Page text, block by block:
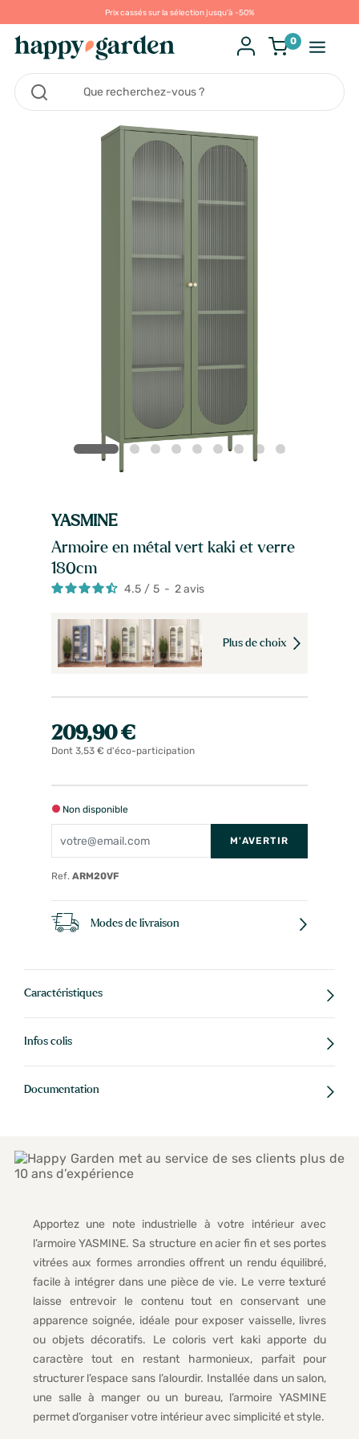
Prix cassés sur la sélection jusqu'à -50%
0
YASMINE
Armoire en métal vert kaki et verre
180cm
4.5 / 5 - 2avis
Plus de choix
209,90 €
Dont 3,53 € d'éco-participation
Non disponible
M'AVERTIR
Ref. ARM20VF
Modes de livraison
Caractéristiques
Infos colis
Documentation
Apportez une note industrielle à votre intérieur avec
l’armoire YASMINE. Sa structure en acier fin et ses portes
vitrées aux formes arrondies offrent un rendu équilibré,
facile à intégrer dans une pièce de vie. Le verre texturé
laisse entrevoir le contenu tout en conservant une
apparence soignée, idéale pour exposer vaisselle, livres
ou objets décoratifs. Le coloris vert kaki apporte du
caractère tout en restant harmonieux, parfait pour
structurer l’espace sans l’alourdir. Installée dans un salon,
une salle à manger ou un bureau, l’armoire YASMINE
permet d’organiser votre intérieur avec simplicité et style.